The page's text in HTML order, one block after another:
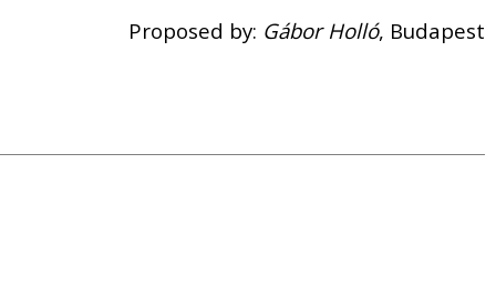
Proposed by: Gábor Holló, Budapest